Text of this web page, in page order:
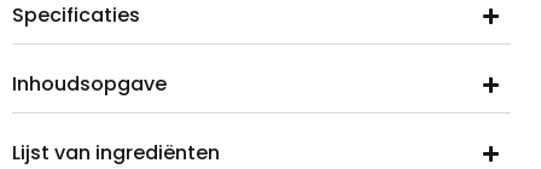
Specificaties
Inhoudsopgave
Lijst van ingrediënten